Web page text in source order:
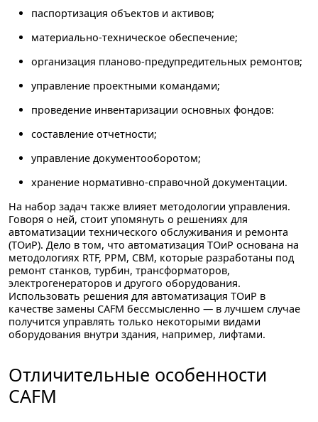
паспортизация объектов и активов;
материально-техническое обеспечение;
организация планово-предупредительных ремонтов;
управление проектными командами;
проведение инвентаризации основных фондов:
составление отчетности;
управление документооборотом;
хранение нормативно-справочной документации.
На набор задач также влияет методологии управления.
Говоря о ней, стоит упомянуть о решениях для
автоматизации технического обслуживания и ремонта
(ТОиР). Дело в том, что автоматизация ТОиР основана на
методологиях RTF, PPM, СBM, которые разработаны под
ремонт станков, турбин, трансформаторов,
электрогенераторов и другого оборудования.
Использовать решения для автоматизация ТОиР в
качестве замены CAFM бессмысленно — в лучшем случае
получится управлять только некоторыми видами
оборудования внутри здания, например, лифтами.
Отличительные особенности
CAFM